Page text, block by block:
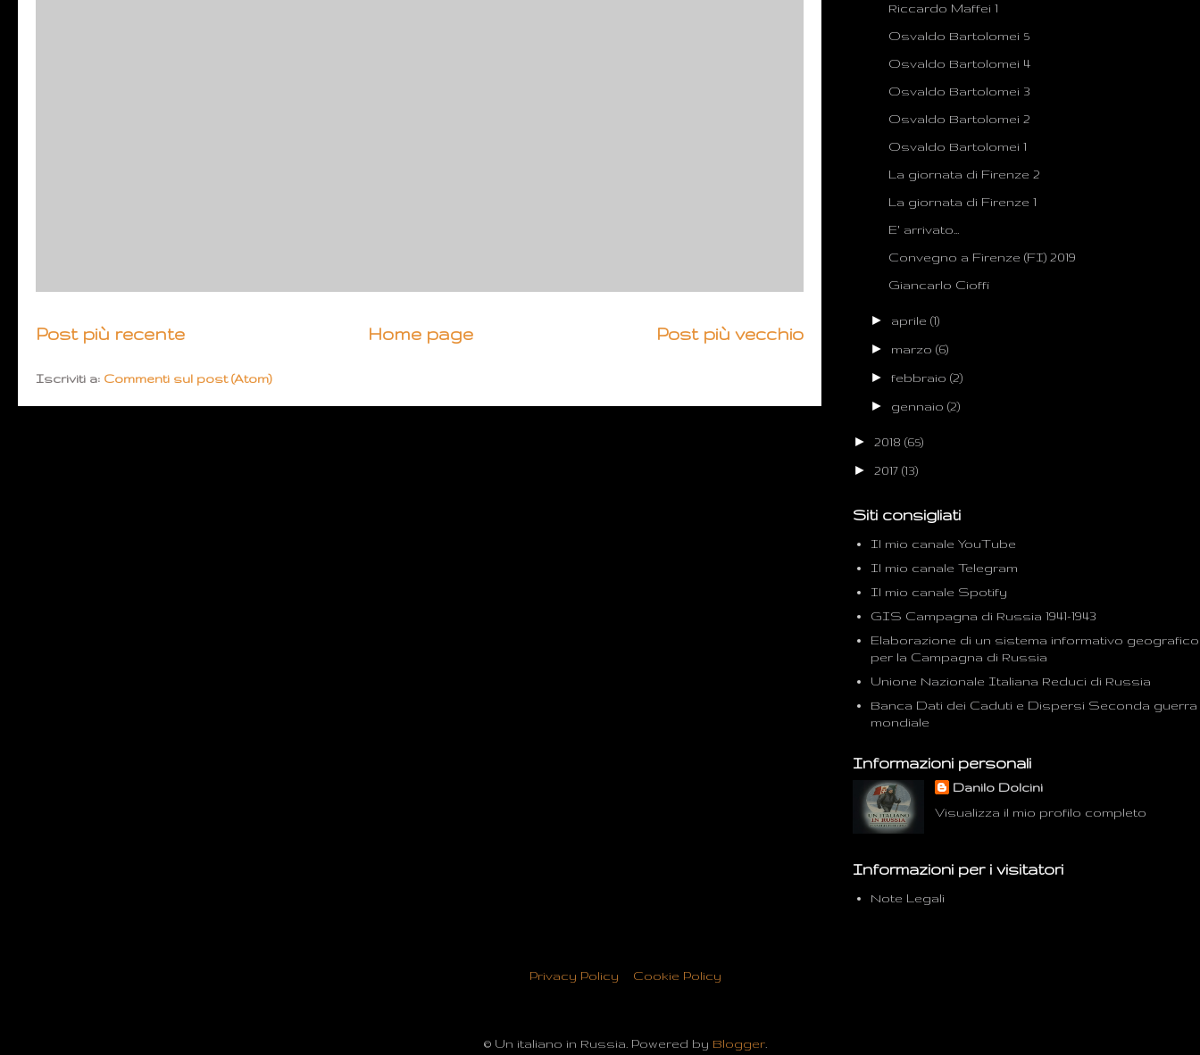
Post più recente Post più vecchio
Home page
Iscriviti a: Commenti sul post (Atom)
Riccardo Maffei 1
Osvaldo Bartolomei 5
Osvaldo Bartolomei 4
Osvaldo Bartolomei 3
Osvaldo Bartolomei 2
Osvaldo Bartolomei 1
La giornata di Firenze 2
La giornata di Firenze 1
E' arrivato...
Convegno a Firenze (FI) 2019
Giancarlo Cioffi
► aprile(1)
► marzo(6)
►febbraio(2)
► gennaio(2)
► 2018 (65)
► 2017 (13)
Siti consigliati
Il mio canale YouTube
Il mio canale Telegram
Il mio canale Spotify
GIS Campagna di Russia 1941-1943
Elaborazione di un sistema informativo geografico
per la Campagna di Russia
Unione Nazionale Italiana Reduci di Russia
Banca Dati dei Caduti e Dispersi Seconda guerra
mondiale
Informazioni personali
Danilo Dolcini
Visualizza il mio profilo completo
Informazioni per i visitatori
Note Legali
Privacy Policy Cookie Policy
© Un italiano in Russia. Powered by Blogger.